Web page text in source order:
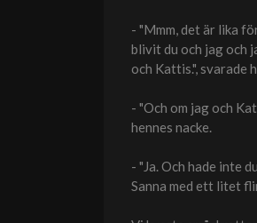
- "Mmm, det är lika
blivit du och jag och
och Kattis.", svarade
- "Och om jag och
hennes nacke.
- "Ja. Och hade inte
Sanna med ett litet